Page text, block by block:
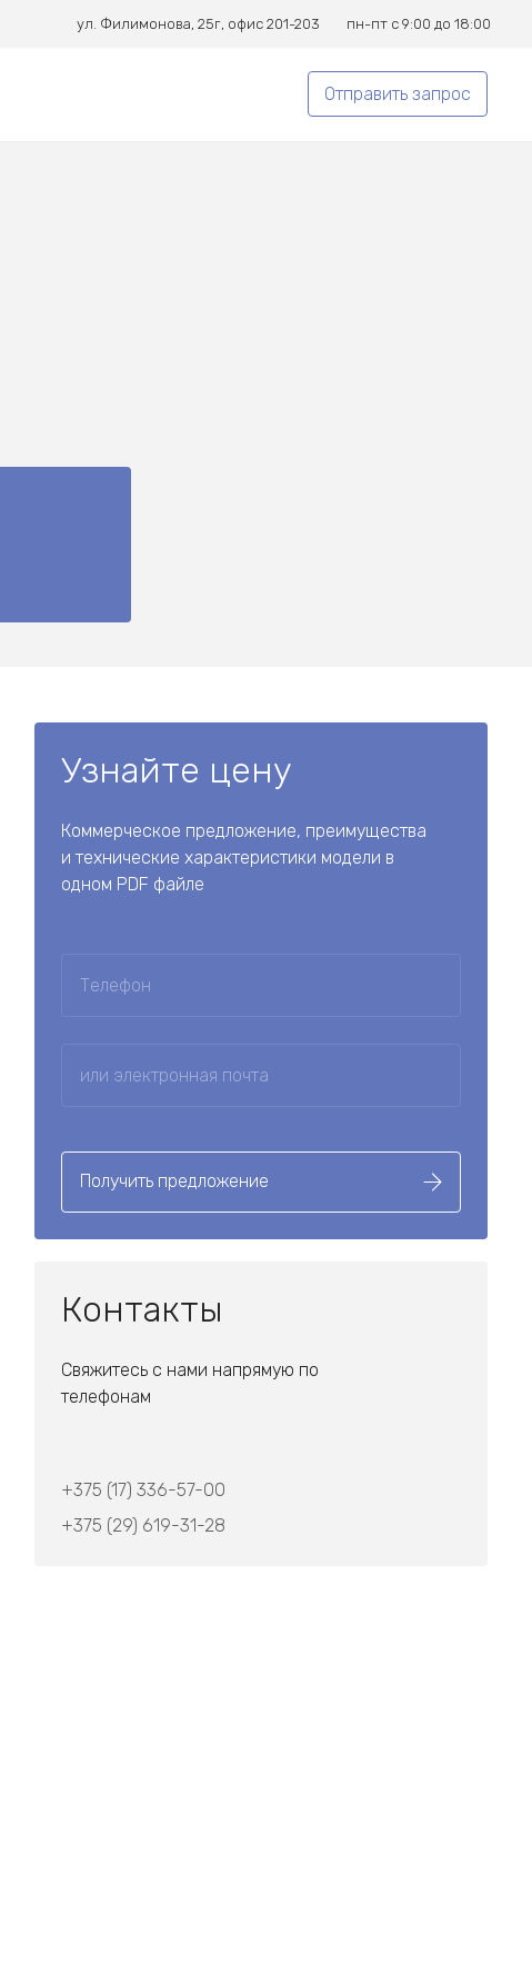
ул. Филимонова, 25г, офис 201-203 пн-пт с 9:00 до 18:00
Отправить запрос
Узнайте цену
Коммерческое предложение, преимущества
и технические характеристики модели в
одном PDF файле
Получить предложение
Контакты
Свяжитесь с нами напрямую по
телефонам
+375 (17) 336-57-00
+375 (29) 619-31-28